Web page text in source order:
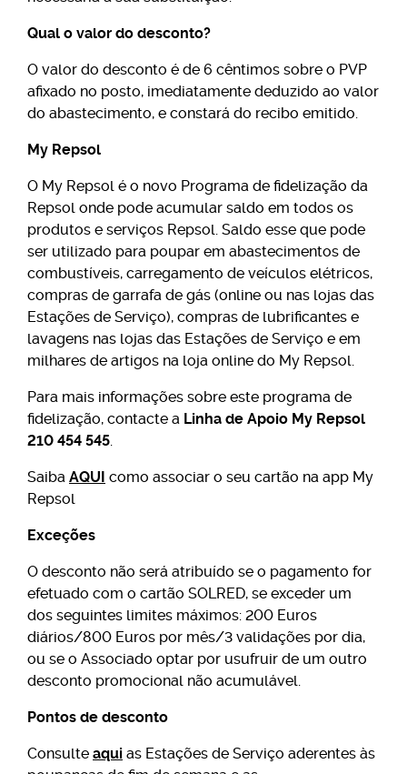
Qual o valor do desconto?
O valor do desconto é de 6 cêntimos sobre o PVP
afixado no posto, imediatamente deduzido ao valor
do abastecimento, e constará do recibo emitido.
My Repsol
O My Repsol é o novo Programa de fidelização da
Repsol onde pode acumular saldo em todos os
produtos e serviços Repsol. Saldo esse que pode
ser utilizado para poupar em abastecimentos de
combustíveis, carregamento de veículos elétricos,
compras de garrafa de gás (online ou nas lojas das
Estações de Serviço), compras de lubrificantes e
lavagens nas lojas das Estações de Serviço e em
milhares de artigos na loja online do My Repsol.
Para mais informações sobre este programa de
fidelização, contacte a Linha de Apoio My Repsol
210 454 545
Saiba AQUI como associar o seu cartão na app My
Repsol
Exceções
O desconto não será atribuído se o pagamento for
efetuado com o cartão SOLRED, se exceder um
dos seguintes limites máximos: 200 Euros
diários/800 Euros por mês/3 validações por dia,
ou se o Associado optar por usufruir de um outro
desconto promocional não acumulável.
Pontos de desconto
Consulte aqui as Estações de Serviço aderentes às